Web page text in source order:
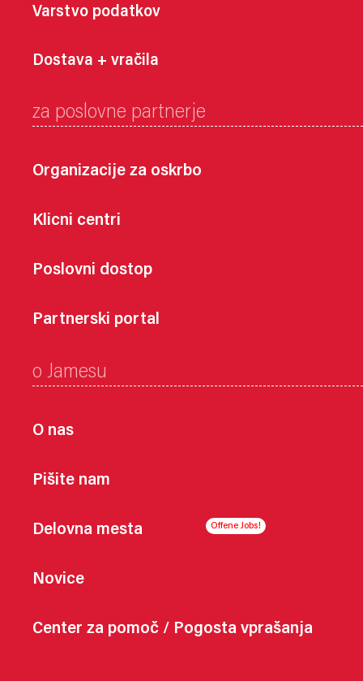
Varstvo podatkov
Dostava + vračila
za poslovne partnerje
Organizacije za oskrbo
Klicni centri
Poslovni dostop
Partnerski portal
o Jamesu
O nas
Pišite nam
Delovna mesta
Novice
Center za pomoč / Pogosta vprašanja